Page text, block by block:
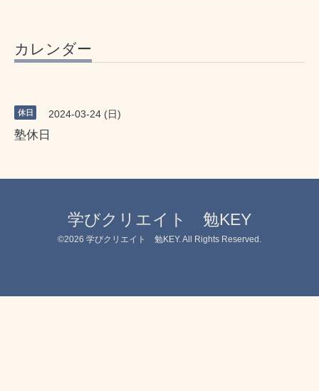
カレンダー
休日 2024-03-24 (日)
塾休日
学びクリエイト 勉KEY
©2026 学びクリエイト 勉KEY. All Rights Reserved.